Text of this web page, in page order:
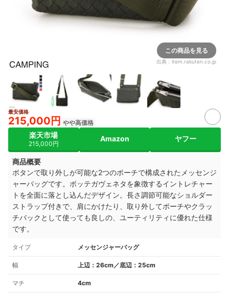
この商品を見る
出典： item.rakuten.co.jp
最安価格
215,000円 やや高価格
楽天市場
215,000円
Amazon ヤフー
商品概要
ボタンで取り外しが可能な2つのポーチで構成されたメッセンジ
ャーバッグです。ボッテガヴェネタを象徴するイントレチャー
トを全面に落とし込んだデザイン。長さ調節可能なショルダー
ストラップ付きで、肩にかけたり、取り外してポーチやクラッ
チバックとして使っても良しの、ユーティリティに優れた仕様
です。
タイプ メッセンジャーバッグ
幅 上辺：26cm／底辺：25cm
マチ 4cm